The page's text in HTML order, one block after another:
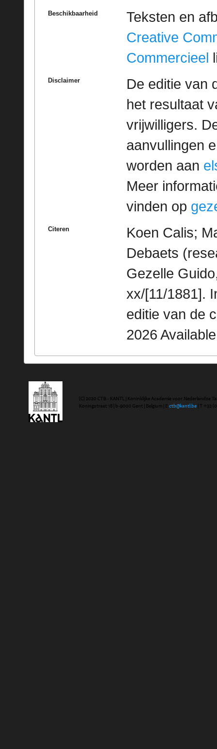
Beschikbaarheid
Teksten en
Creative
Commercieel
Disclaimer
De editie van
het resultaat
vrijwilligers.
aanvullingen
worden aan
Meer
vinden op
Citeren
Koen Calis;
Debaets
Gezelle
xx/[11/1881].
editie van de
2026
(C) 2020 CTB - KANTL | Koninklijke Academie voor Nederlandse
Koningstraat 18 | b-9000 Gent | Belgium | E ctb@kantl.be | T +32